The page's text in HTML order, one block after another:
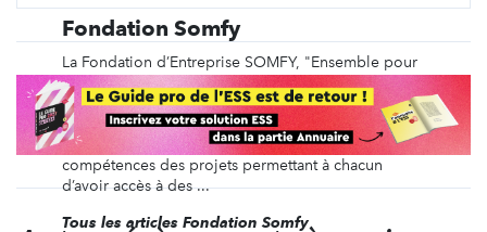
Fondation Somfy
La Fondation d’Entreprise SOMFY, "Ensemble pour
mieux habiter la planète", a pour vocation de
participer à la construction d’un monde meilleur
pour les générations à venir. Elle soutient
financièrement mais aussi par un mécénat de
compétences des projets permettant à chacun
d’avoir accès à des ...
Tous les articles Fondation Somfy